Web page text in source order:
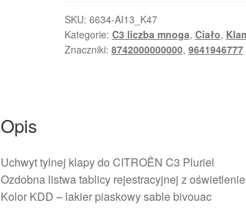
Citroën
C3
Pluriel
SKU: 6634-AI13_K47
Kategorie: C3 liczba mnoga, Ciało,
Znaczniki: 8742000000000, 9641946777
Opis
Uchwyt tylnej klapy do CITROËN C3 Pluriel
Ozdobna listwa tablicy rejestracyjnej z
Kolor KDD – lakier piaskowy sable bivouac